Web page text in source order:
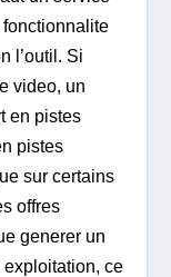
fonctionnalite
l’outil. Si
video, un
en pistes
pistes
sur certains
offres
generer un
exploitation, ce